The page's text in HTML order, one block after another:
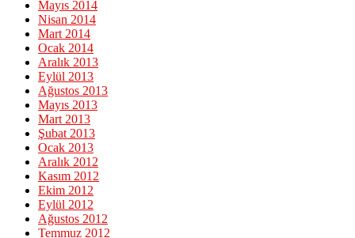
Mayıs 2014
Nisan 2014
Mart 2014
Ocak 2014
Aralık 2013
Eylül 2013
Ağustos 2013
Mayıs 2013
Mart 2013
Şubat 2013
Ocak 2013
Aralık 2012
Kasım 2012
Ekim 2012
Eylül 2012
Ağustos 2012
Temmuz 2012